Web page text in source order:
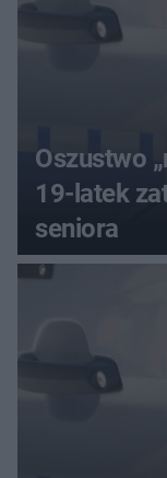
Oszustwo
19-latek
seniora